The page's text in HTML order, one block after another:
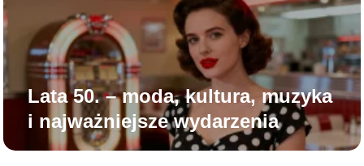
Lata 50. – moda, kultura, muzyka
i najważniejsze wydarzenia